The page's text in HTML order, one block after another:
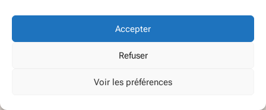
Accepter
Refuser
Voir les préférences